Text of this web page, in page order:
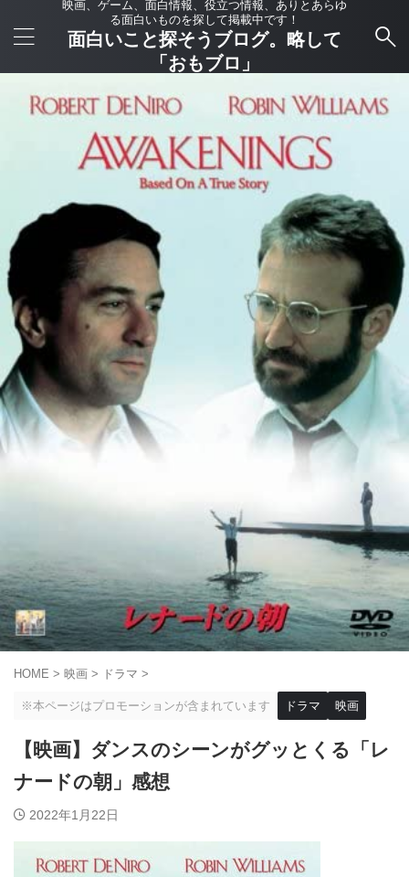
映画、ゲーム、面白情報、役立つ情報、ありとあらゆ
る面白いものを探して掲載中です！
面白いこと探そうブログ。略して
「おもブロ」
HOME > 映画 > ドラマ >
※本ページはプロモーションが含まれています ドラマ 映画
【映画】ダンスのシーンがグッとくる「レ
ナードの朝」感想
2022年1月22日